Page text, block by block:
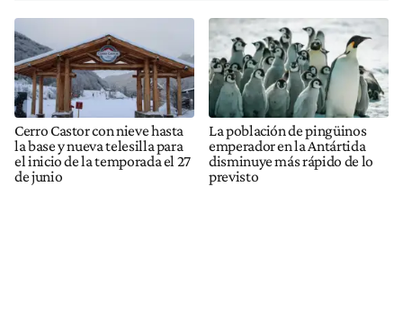
Cerro Castor con nieve hasta
la base y nueva telesilla para
el inicio de la temporada el 27
de junio
La población de pingüinos
emperador en la Antártida
disminuye más rápido de lo
previsto